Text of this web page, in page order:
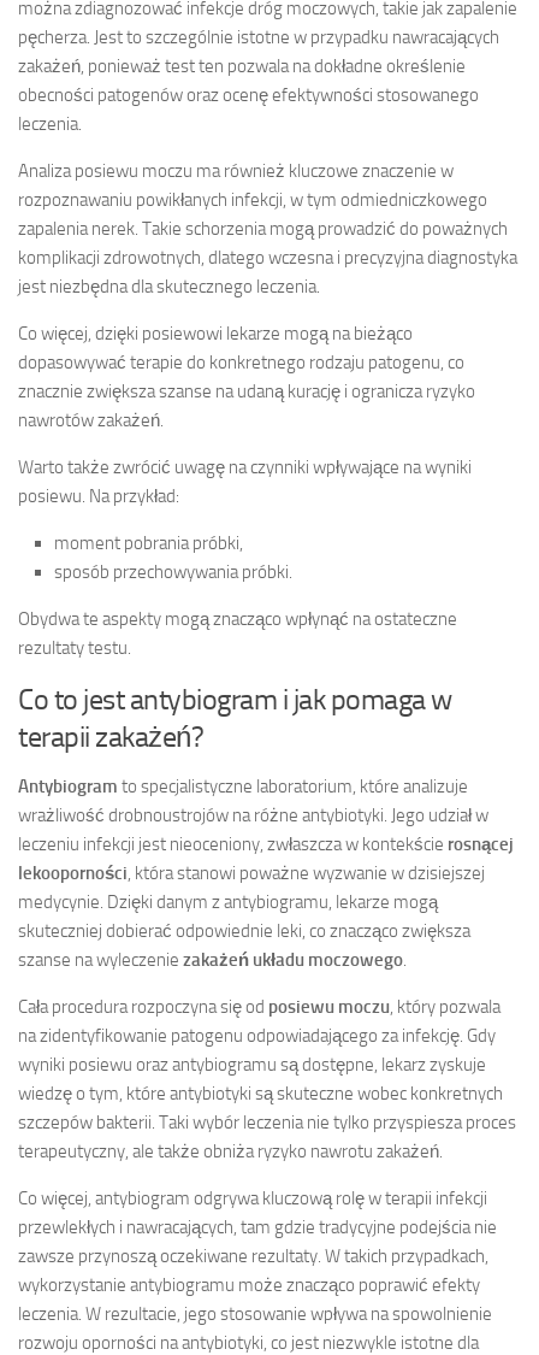
można zdiagnozować infekcje dróg moczowych, takie jak zapalenie
pęcherza. Jest to szczególnie istotne w przypadku nawracających
zakażeń, ponieważ test ten pozwala na dokładne określenie
obecności patogenów oraz ocenę efektywności stosowanego
leczenia.
Analiza posiewu moczu ma również kluczowe znaczenie w
rozpoznawaniu powikłanych infekcji, w tym odmiedniczkowego
zapalenia nerek. Takie schorzenia mogą prowadzić do poważnych
komplikacji zdrowotnych, dlatego wczesna i precyzyjna diagnostyka
jest niezbędna dla skutecznego leczenia.
Co więcej, dzięki posiewowi lekarze mogą na bieżąco
dopasowywać terapie do konkretnego rodzaju patogenu, co
znacznie zwiększa szanse na udaną kurację i ogranicza ryzyko
nawrotów zakażeń.
Warto także zwrócić uwagę na czynniki wpływające na wyniki
posiewu. Na przykład:
moment pobrania próbki,
sposób przechowywania próbki.
Obydwa te aspekty mogą znacząco wpłynąć na ostateczne
rezultaty testu.
Co to jest antybiogram i jak pomaga w
terapii zakażeń?
Antybiogram to specjalistyczne laboratorium, które analizuje
wrażliwość drobnoustrojów na różne antybiotyki. Jego udział w
leczeniu infekcji jest nieoceniony, zwłaszcza w kontekście rosnącej
lekooporności , która stanowi poważne wyzwanie w dzisiejszej
medycynie. Dzięki danym z antybiogramu, lekarze mogą
skuteczniej dobierać odpowiednie leki, co znacząco zwiększa
szanse na wyleczenie zakażeń układu moczowego
Cała procedura rozpoczyna się od posiewu moczu , który pozwala
na zidentyfikowanie patogenu odpowiadającego za infekcję. Gdy
wyniki posiewu oraz antybiogramu są dostępne, lekarz zyskuje
wiedzę o tym, które antybiotyki są skuteczne wobec konkretnych
szczepów bakterii. Taki wybór leczenia nie tylko przyspiesza proces
terapeutyczny, ale także obniża ryzyko nawrotu zakażeń.
Co więcej, antybiogram odgrywa kluczową rolę w terapii infekcji
przewlekłych i nawracających, tam gdzie tradycyjne podejścia nie
zawsze przynoszą oczekiwane rezultaty. W takich przypadkach,
wykorzystanie antybiogramu może znacząco poprawić efekty
leczenia. W rezultacie, jego stosowanie wpływa na spowolnienie
rozwoju oporności na antybiotyki, co jest niezwykle istotne dla